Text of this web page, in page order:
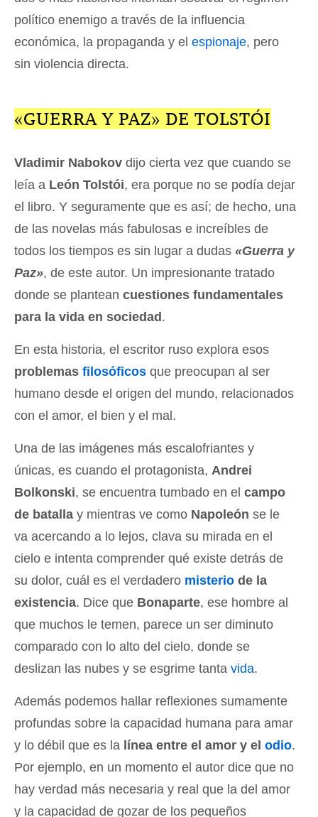
político enemigo a través de la influencia
económica, la propaganda y el espionaje, pero
sin violencia directa.
«GUERRA Y PAZ» DE TOLSTÓI
Vladimir Nabokov dijo cierta vez que cuando se
leía a León Tolstói, era porque no se podía dejar
el libro. Y seguramente que es así; de hecho, una
de las novelas más fabulosas e increíbles de
todos los tiempos es sin lugar a dudas «Guerra y
Paz», de este autor. Un impresionante tratado
donde se plantean cuestiones fundamentales
para la vida en sociedad.
En esta historia, el escritor ruso explora esos
problemas filosóficos que preocupan al ser
humano desde el origen del mundo, relacionados
con el amor, el bien y el mal.
Una de las imágenes más escalofriantes y
únicas, es cuando el protagonista, Andrei
Bolkonski, se encuentra tumbado en el campo
de batalla y mientras ve como Napoleón se le
va acercando a lo lejos, clava su mirada en el
cielo e intenta comprender qué existe detrás de
su dolor, cuál es el verdadero misterio de la
existencia. Dice que Bonaparte, ese hombre al
que muchos le temen, parece un ser diminuto
comparado con lo alto del cielo, donde se
deslizan las nubes y se esgrime tanta vida.
Además podemos hallar reflexiones sumamente
profundas sobre la capacidad humana para amar
y lo débil que es la línea entre el amor y el odio.
Por ejemplo, en un momento el autor dice que no
hay verdad más necesaria y real que la del amor
y la capacidad de gozar de los pequeños